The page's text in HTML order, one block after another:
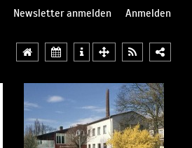
Newsletter anmelden
Anmelden